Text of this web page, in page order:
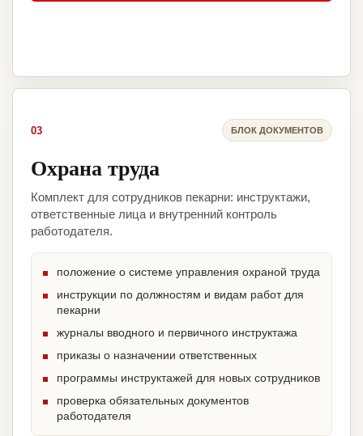
03 БЛОК ДОКУМЕНТОВ
Охрана труда
Комплект для сотрудников пекарни: инструктажи,
ответственные лица и внутренний контроль
работодателя.
положение о системе управления охраной труда
инструкции по должностям и видам работ для
пекарни
журналы вводного и первичного инструктажа
приказы о назначении ответственных
программы инструктажей для новых сотрудников
проверка обязательных документов
работодателя